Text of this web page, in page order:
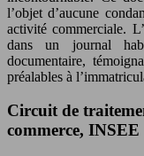
l’objet d’aucune
activité commerciale.
dans un journal
documentaire,
préalables à
Circuit de
commerce, INSEE